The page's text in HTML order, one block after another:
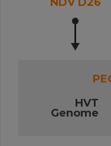
HVT
Genome